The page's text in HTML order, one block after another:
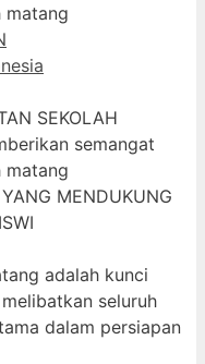
matang
SEKOLAH
semangat
matang
MENDUKUNG
adalah kunci
seluruh
dalam persiapan